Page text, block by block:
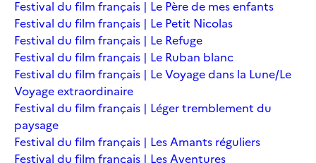
Festival du film français | Le Père de mes enfants
Festival du film français | Le Petit Nicolas
Festival du film français | Le Refuge
Festival du film français | Le Ruban blanc
Festival du film français | Le Voyage dans la Lune/Le
Voyage extraordinaire
Festival du film français | Léger tremblement du
paysage
Festival du film français | Les Amants réguliers
Festival du film français | Les Aventures